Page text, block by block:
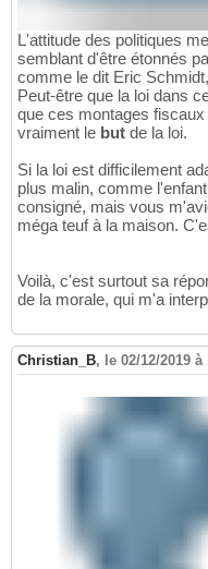
L'attitude des politiques
semblant d'être étonnés
comme le dit Eric
Peut-être que la loi dans
que ces montages
vraiment le but de la loi.
Si la loi est difficilement
plus malin, comme
consigné, mais vous
méga teuf à la maison.
Voilà, c'est surtout sa
de la morale, qui m'a
Christian_B, le 02/12/2019 à